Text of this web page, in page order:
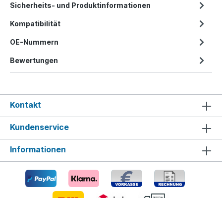
Sicherheits- und Produktinformationen
Kompatibilität
OE-Nummern
Bewertungen
Kontakt
Kundenservice
Informationen